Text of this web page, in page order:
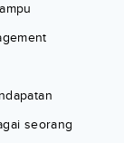
seorang